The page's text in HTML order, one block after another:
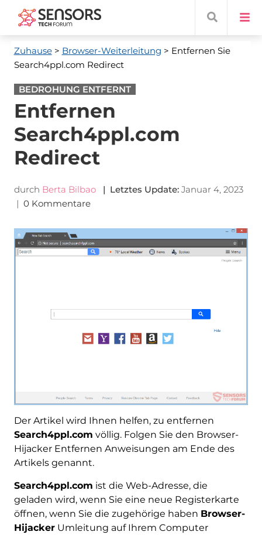
Zuhause> Browser-Weiterleitung > Entfernen Sie
Search4ppl.com Redirect
BEDROHUNG ENTFERNT
Entfernen
Search4ppl.com
Redirect
durch Berta Bilbao | Letztes Update: Januar 4, 2023
| 0 Kommentare
Der Artikel wird Ihnen helfen, zu entfernen
Search4ppl.com völlig. Folgen Sie den Browser-
Hijacker Entfernen Anweisungen am Ende des
Artikels genannt.
Search4ppl.com ist die Web-Adresse, die
geladen wird, wenn Sie eine neue Registerkarte
öffnen, wenn Sie die zugehörige haben Browser-
HijackerUmleitung auf Ihrem Computer